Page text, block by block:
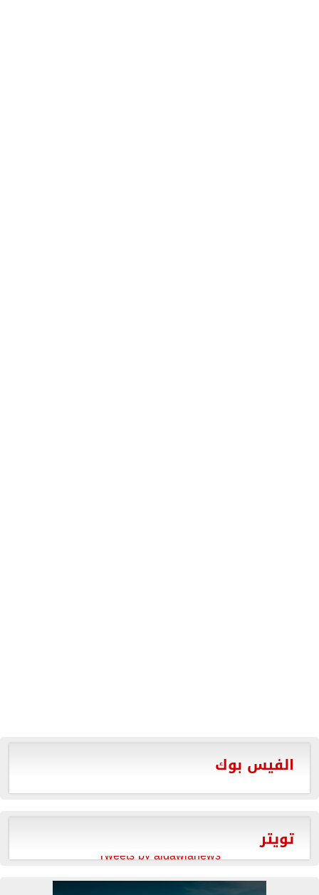
الفيس بوك
تويتر
Tweets by aldawlanews